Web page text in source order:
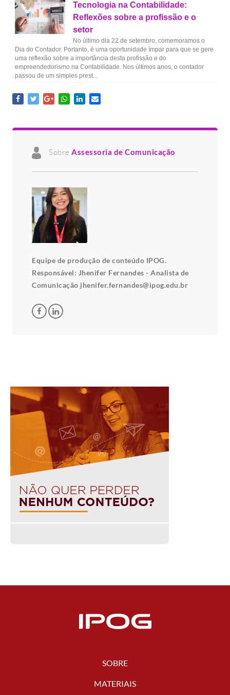
Tecnologia na Contabilidade:
Reflexões sobre a profissão e o
setor
No último dia 22 de setembro, comemoramos o
Dia do Contador. Portanto, é uma oportunidade ímpar para que se gere
uma reflexão sobre a importância desta profissão e do
empreendedorismo na Contabilidade. Nos últimos anos, o contador
passou de um simples prest...
Sobre Assessoria de Comunicação
Equipe de produção de conteúdo IPOG.
Responsável: Jhenifer Fernandes - Analista de
Comunicação jhenifer.fernandes@ipog.edu.br
SOBRE
MATERIAIS